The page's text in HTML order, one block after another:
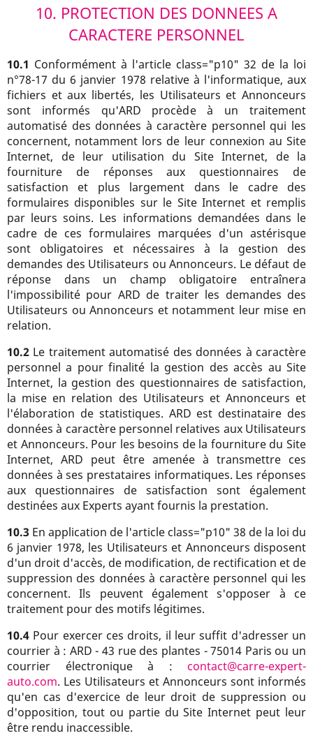
10. PROTECTION DES DONNEES A
CARACTERE PERSONNEL
10.1 Conformément à l'article class="p10" 32 de la loi
n°78-17 du 6 janvier 1978 relative à l'informatique, aux
fichiers et aux libertés, les Utilisateurs et Annonceurs
sont informés qu'ARD procède à un traitement
automatisé des données à caractère personnel qui les
concernent, notamment lors de leur connexion au Site
Internet, de leur utilisation du Site Internet, de la
fourniture de réponses aux questionnaires de
satisfaction et plus largement dans le cadre des
formulaires disponibles sur le Site Internet et remplis
par leurs soins. Les informations demandées dans le
cadre de ces formulaires marquées d'un astérisque
sont obligatoires et nécessaires à la gestion des
demandes des Utilisateurs ou Annonceurs. Le défaut de
réponse dans un champ obligatoire entraînera
l'impossibilité pour ARD de traiter les demandes des
Utilisateurs ou Annonceurs et notamment leur mise en
relation.
10.2 Le traitement automatisé des données à caractère
personnel a pour finalité la gestion des accès au Site
Internet, la gestion des questionnaires de satisfaction,
la mise en relation des Utilisateurs et Annonceurs et
l'élaboration de statistiques. ARD est destinataire des
données à caractère personnel relatives aux Utilisateurs
et Annonceurs. Pour les besoins de la fourniture du Site
Internet, ARD peut être amenée à transmettre ces
données à ses prestataires informatiques. Les réponses
aux questionnaires de satisfaction sont également
destinées aux Experts ayant fournis la prestation.
10.3 En application de l'article class="p10" 38 de la loi du
6 janvier 1978, les Utilisateurs et Annonceurs disposent
d'un droit d'accès, de modification, de rectification et de
suppression des données à caractère personnel qui les
concernent. Ils peuvent également s'opposer à ce
traitement pour des motifs légitimes.
10.4 Pour exercer ces droits, il leur suffit d'adresser un
courrier à : ARD - 43 rue des plantes - 75014 Paris ou un
courrier électronique à : contact@carre-expert-
auto.com. Les Utilisateurs et Annonceurs sont informés
qu'en cas d'exercice de leur droit de suppression ou
d'opposition, tout ou partie du Site Internet peut leur
être rendu inaccessible.